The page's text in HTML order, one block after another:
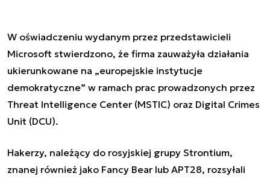
W oświadczeniu wydanym przez przedstawicieli
Microsoft stwierdzono, że firma zauważyła działania
ukierunkowane na „europejskie instytucje
demokratyczne” w ramach prac prowadzonych przez
Threat Intelligence Center (MSTIC) oraz Digital Crimes
Unit (DCU).
Hakerzy, należący do rosyjskiej grupy Strontium,
znanej również jako Fancy Bear lub APT28, rozsyłali